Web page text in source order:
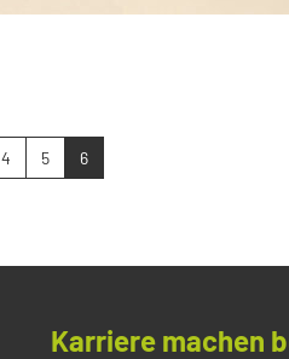
4 5 6
Karriere machen